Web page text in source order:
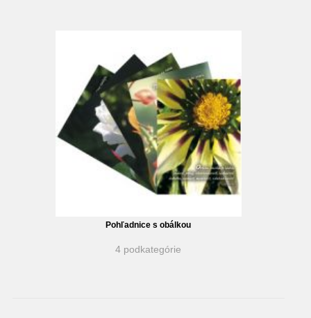
Pohľadnice s obálkou
4 podkategórie